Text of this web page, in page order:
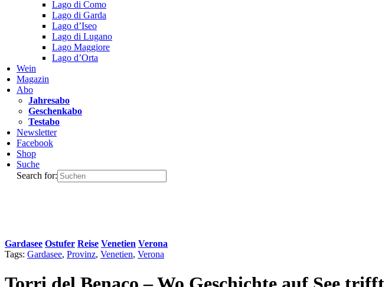
Lago di Como
Lago di Garda
Lago d’Iseo
Lago di Lugano
Lago Maggiore
Lago d’Orta
Wein
Magazin
Abo
Jahresabo
Geschenkabo
Testabo
Newsletter
Facebook
Shop
Suche
Search for:
Gardasee Ostufer Reise Venetien Verona
Tags: Gardasee, Provinz, Venetien, Verona